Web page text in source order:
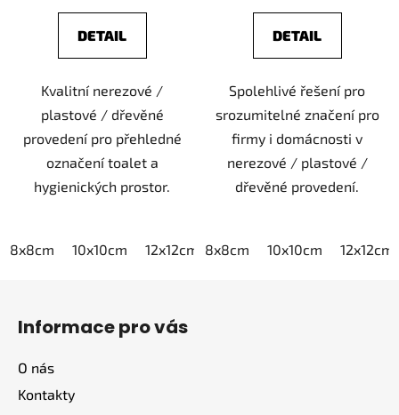
DETAIL
Kvalitní nerezové /
plastové / dřevěné
provedení pro přehledné
označení toalet a
hygienických prostor.
8x8cm 10x10cm 12x12cm 15x15cm 20x20cm
DETAIL
Spolehlivé řešení pro
srozumitelné značení pro
firmy i domácnosti v
nerezové / plastové /
dřevěné provedení.
8x8cm 10x10cm 12x12cm
Informace pro vás
O nás
Kontakty